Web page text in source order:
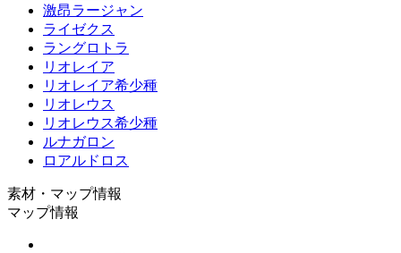
激昂ラージャン
ライゼクス
ラングロトラ
リオレイア
リオレイア希少種
リオレウス
リオレウス希少種
ルナガロン
ロアルドロス
素材・マップ情報
マップ情報